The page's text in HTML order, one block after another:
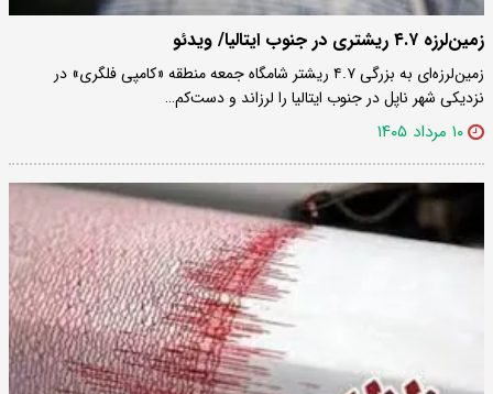
زمین‌لرزه ۴.۷ ریشتری در جنوب ایتالیا/ ویدئو
زمین‌لرزه‌ای به بزرگی ۴.۷ ریشتر شامگاه جمعه منطقه «کامپی فلگری» در
نزدیکی شهر ناپل در جنوب ایتالیا را لرزاند و دست‌کم…
۱۰ مرداد ۱۴۰۵